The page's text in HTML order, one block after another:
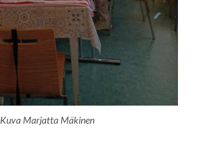
Kuva Marjatta Mäkinen